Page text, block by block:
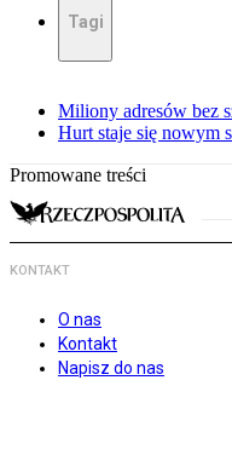
Tagi
Miliony adresów bez
Hurt staje się nowym
Promowane treści
KONTAKT
O nas
Kontakt
Napisz do nas